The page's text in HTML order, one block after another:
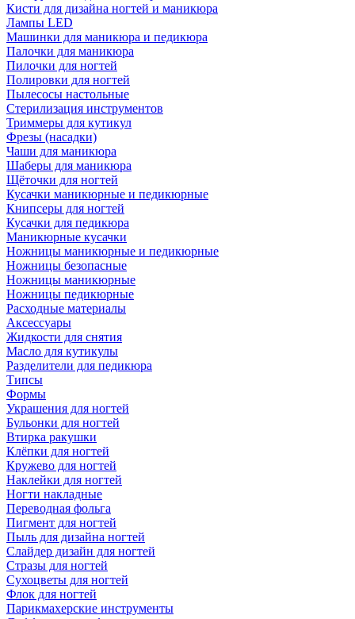
Кисти для дизайна ногтей и маникюра
Лампы LED
Машинки для маникюра и педикюра
Палочки для маникюра
Пилочки для ногтей
Полировки для ногтей
Пылесосы настольные
Стерилизация инструментов
Триммеры для кутикул
Фрезы (насадки)
Чаши для маникюра
Шаберы для маникюра
Щёточки для ногтей
Кусачки маникюрные и педикюрные
Книпсеры для ногтей
Кусачки для педикюра
Маникюрные кусачки
Ножницы маникюрные и педикюрные
Ножницы безопасные
Ножницы маникюрные
Ножницы педикюрные
Расходные материалы
Аксессуары
Жидкости для снятия
Масло для кутикулы
Разделители для педикюра
Типсы
Формы
Украшения для ногтей
Бульонки для ногтей
Втирка ракушки
Клёпки для ногтей
Кружево для ногтей
Наклейки для ногтей
Ногти накладные
Переводная фольга
Пигмент для ногтей
Пыль для дизайна ногтей
Слайдер дизайн для ногтей
Стразы для ногтей
Сухоцветы для ногтей
Флок для ногтей
Парикмахерские инструменты